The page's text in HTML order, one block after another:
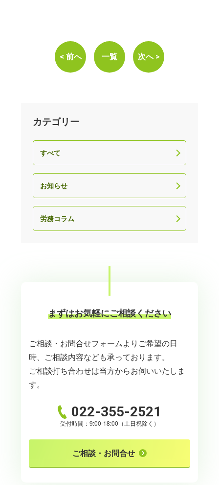
< 前へ 一覧 次へ >
カテゴリー
すべて
お知らせ
労務コラム
まずはお気軽にご相談ください
ご相談・お問合せフォームよりご希望の日
時、ご相談内容なども承っております。
ご相談打ち合わせは当方からお伺いいたしま
す。
022-355-2521
受付時間：9:00-18:00（土日祝除く）
ご相談・お問合せ